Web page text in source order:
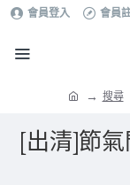
會員登入 會員
搜尋
[出清]節